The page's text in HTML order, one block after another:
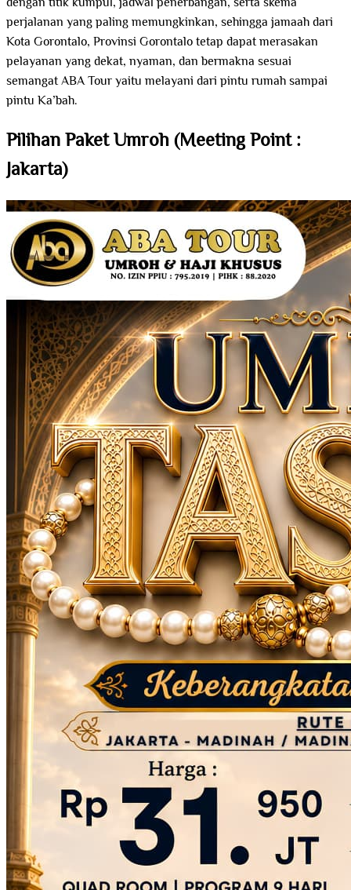
perjalanan yang paling memungkinkan, sehingga jamaah dari
Kota Gorontalo, Provinsi Gorontalo tetap dapat merasakan
pelayanan yang dekat, nyaman, dan bermakna sesuai
semangat ABA Tour yaitu melayani dari pintu rumah sampai
pintu Ka’bah.
Pilihan Paket Umroh (Meeting Point :
Jakarta)